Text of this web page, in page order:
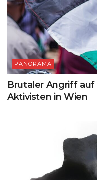
PANORAMA
Brutaler Angriff
Aktivisten in Wien